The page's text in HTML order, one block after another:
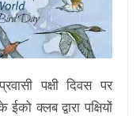
पक्षी दिवस पर
क्लब द्वारा पक्षियों